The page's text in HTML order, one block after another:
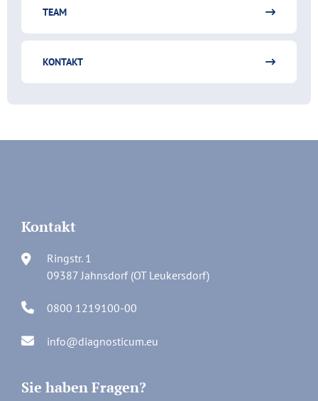
TEAM
KONTAKT
Kontakt
Ringstr. 1
09387 Jahnsdorf (OT Leukersdorf)
0800 1219100-00
info@diagnosticum.eu
Sie haben Fragen?